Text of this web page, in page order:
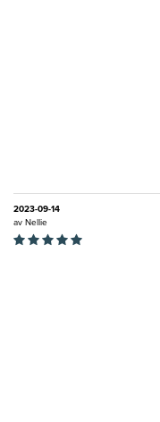
2023-09-14
av Nellie